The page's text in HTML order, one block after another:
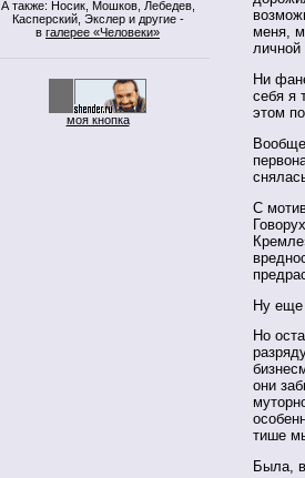
А также: Носик, Мошков, Лебедев,
Касперский, Экслер и другие -
в галерее «Человеки»
моя кнопка
меня,
личной
Ни
себя я
этом
С
Ну еще
Но
они
тише
Была,